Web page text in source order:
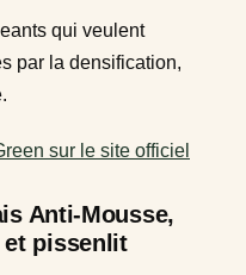
qui veulent
par la densification,
sur le site officiel
Anti-Mousse,
et pissenlit